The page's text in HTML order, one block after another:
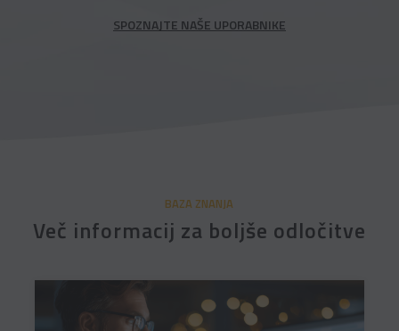
SPOZNAJTE NAŠE UPORABNIKE
BAZA ZNANJA
Več informacij za boljše odločitve